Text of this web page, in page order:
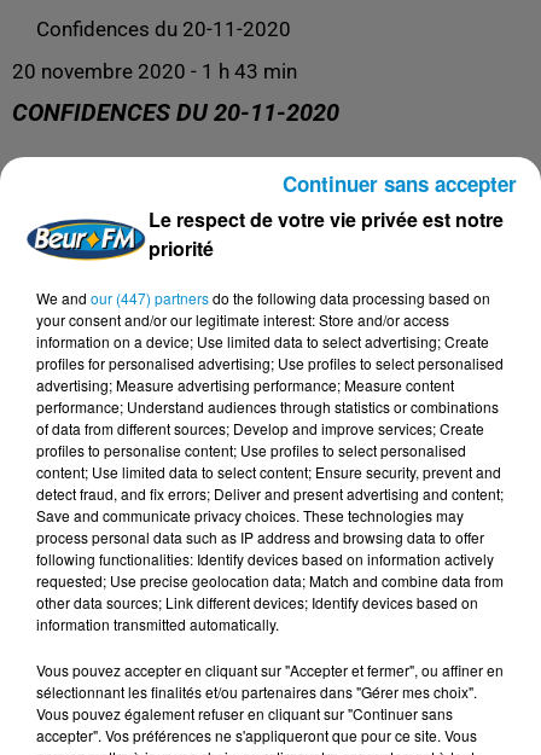
Confidences du 20-11-2020
20 novembre 2020 - 1 h 43 min
CONFIDENCES DU 20-11-2020
DERNIERS PODCASTS
24 juillet 2026
Les Zinformés - 24/07/26
23 juillet 2026
Le respect de votre vie privée est notre
priorité
We and our (447) partnersdo the following data processing based on
your consent and/or our legitimate interest: Store and/or access
information on a device; Use limited data to select advertising; Create
profiles for personalised advertising; Use profiles to select personalised
advertising; Measure advertising performance; Measure content
performance; Understand audiences through statistics or combinations
of data from different sources; Develop and improve services; Create
profiles to personalise content; Use profiles to select personalised
content; Use limited data to select content; Ensure security, prevent and
detect fraud, and fix errors; Deliver and present advertising and content;
Save and communicate privacy choices. These technologies may
process personal data such as IP address and browsing data to offer
following functionalities: Identify devices based on information actively
requested; Use precise geolocation data; Match and combine data from
other data sources; Link different devices; Identify devices based on
information transmitted automatically.
Vous pouvez accepter en cliquant sur "Accepter et fermer", ou affiner en
sélectionnant les finalités et/ou partenaires dans "Gérer mes choix".
Vous pouvez également refuser en cliquant sur "Continuer sans
accepter". Vos préférences ne s'appliqueront que pour ce site. Vous
Continuer sans accepter